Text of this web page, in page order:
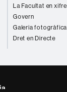
La Facultat en
Govern
Galeria fotogràfica
Dret en Directe